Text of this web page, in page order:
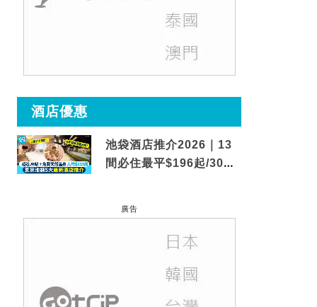
酒店優惠
池袋酒店推介2026｜13
間必住最平$196起/30秒
廣告